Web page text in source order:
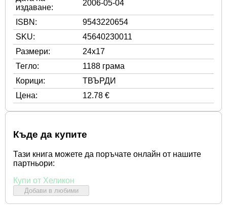
издаване:
2006-05-04
ISBN:
9543220654
SKU:
45640230011
Размери:
24x17
Тегло:
1188 грама
Корици:
ТВЪРДИ
Цена:
12.78 €
Къде да купите
Тази книга можете да поръчате онлайн от нашите
партньори:
Купи от Хеликон
Добави в любими